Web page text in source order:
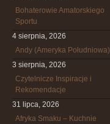
Bohaterowie Amatorskiego
Sportu
4 sierpnia, 2026
Andy (Ameryka Południowa)
3 sierpnia, 2026
Czytelnicze Inspiracje i
Rekomendacje
31 lipca, 2026
Afryka Smaku – Kuchnie